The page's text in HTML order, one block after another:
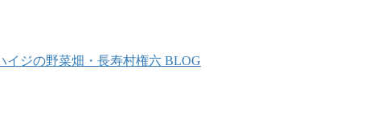
イジの野菜畑・長寿村権六 BLOG